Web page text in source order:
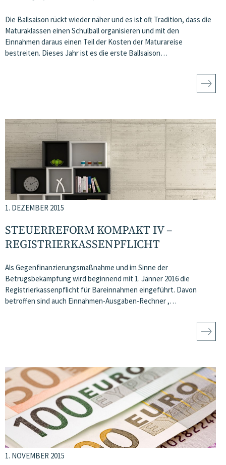
Die Ballsaison rückt wieder näher und es ist oft Tradition, dass die
Maturaklassen einen Schulball organisieren und mit den
Einnahmen daraus einen Teil der Kosten der Maturareise
bestreiten. Dieses Jahr ist es die erste Ballsaison…
1. DEZEMBER 2015
STEUERREFORM KOMPAKT IV –
REGISTRIERKASSENPFLICHT
Als Gegenfinanzierungsmaßnahme und im Sinne der
Betrugsbekämpfung wird beginnend mit 1. Jänner 2016 die
Registrierkassenpflicht für Bareinnahmen eingeführt. Davon
betroffen sind auch Einnahmen-Ausgaben-Rechner ,…
1. NOVEMBER 2015